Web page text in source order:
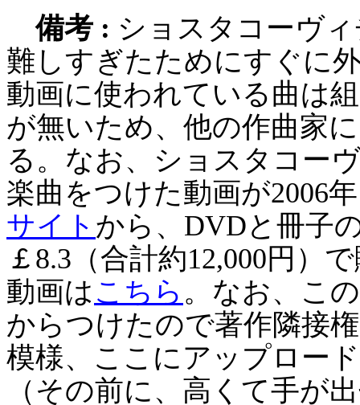
備考 : ショスタコーヴ
難しすぎたためにすぐに
動画に使われている曲は
が無いため、他の作曲家
る。なお、ショスタコー
楽曲をつけた動画が2006
サイト から、DVDと冊子
￡8.3（合計約12,000円）
動画は こちら 。なお、こ
からつけたので著作隣接
模様、ここにアップロー
（その前に、高くて手が